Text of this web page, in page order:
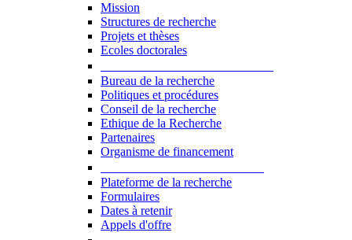
Mission
Structures de recherche
Projets et thèses
Ecoles doctorales
Bureau de la recherche
Politiques et procédures
Conseil de la recherche
Ethique de la Recherche
Partenaires
Organisme de financement
Plateforme de la recherche
Formulaires
Dates à retenir
Appels d'offre